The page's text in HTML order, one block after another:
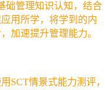
础管理知识认知，结合
用所学，将学到的内
加速提升管理能力。
SCT情景式能力测评，